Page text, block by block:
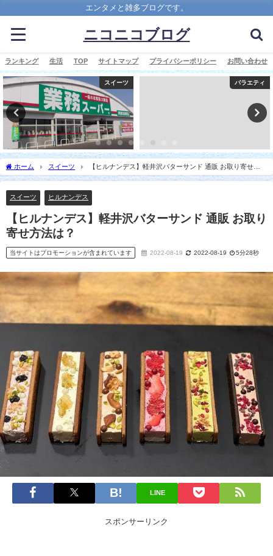
エンタメと雑多ブログです。
ニコニコブログ
ランキング 生活 TOP サイトマップ プライバシーポリシー お問い合わせ
スイーツ バラエティ
ホーム スイーツ
【ヒルナンデス】軽井沢バターサンド 通販 お取り寄せ方
法は？
スイーツ ヒルナンデス
【ヒルナンデス】軽井沢バターサンド 通販 お取り
寄せ方法は？
当サイトはプロモーションが含まれています 2022-08-19 2022-08-19 5分28秒
LINE
スポンサーリンク